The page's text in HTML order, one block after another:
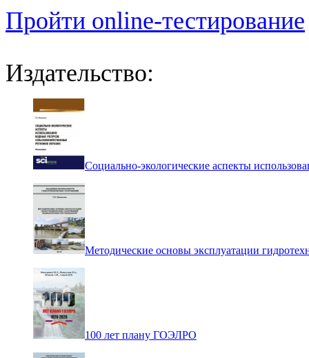
Пройти online-тестирование
Издательство:
Социально-экологические аспекты
Методические основы эксплуатации
100 лет плану ГОЭЛРО